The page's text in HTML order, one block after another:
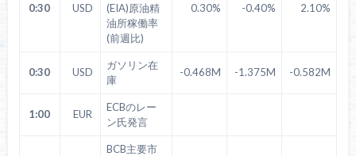
0:30 USD
(EIA)原油精
油所稼働率
(前週比)
0.30% -0.40% 2.10%
0:30 USD
ガソリン在
庫
-0.468M -1.375M -0.582M
1:00 EUR
ECBのレー
ン氏発言
BCB主要市